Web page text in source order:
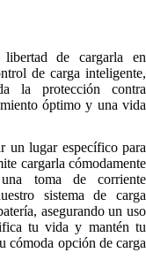
de cargarla en
de carga inteligente,
la protección contra
óptimo y una vida
un lugar específico para
cargarla cómodamente
toma de corriente
sistema de carga
asegurando un uso
tu vida y mantén tu
cómoda opción de carga